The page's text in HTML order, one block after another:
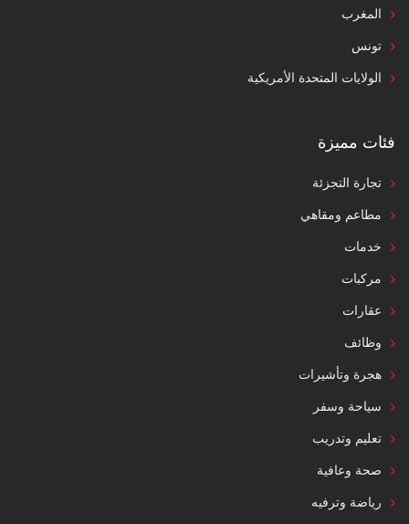
المغرب
تونس
الولايات المتحدة الأمريكية
فئات مميزة
تجارة التجزئة
مطاعم ومقاهي
خدمات
مركبات
عقارات
وظائف
هجرة وتأشيرات
سياحة وسفر
تعليم وتدريب
صحة وعافية
رياضة وترفيه